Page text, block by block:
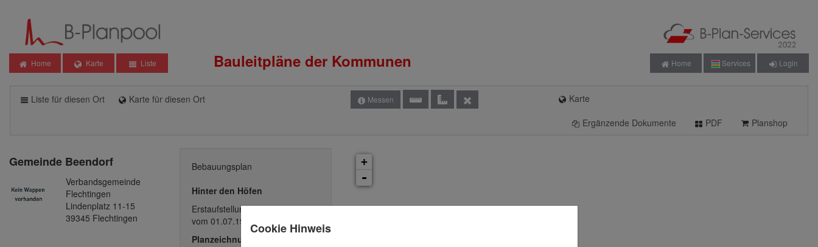
Home Karte Liste Bauleitpläne der Kommunen Home Services Login
Liste für diesen Ort Karte für diesen Ort
Karte
Ergänzende Dokumente
PDF Planshop
Messen
Gemeinde Beendorf
Verbandsgemeinde
Flechtingen
Lindenplatz 11-15
39345 Flechtingen
Bebauungsplan
Hinter den Höfen
Erstaufstellung
vom 01.07.1996
Planzeichnung
+
-
Cookie Hinweis